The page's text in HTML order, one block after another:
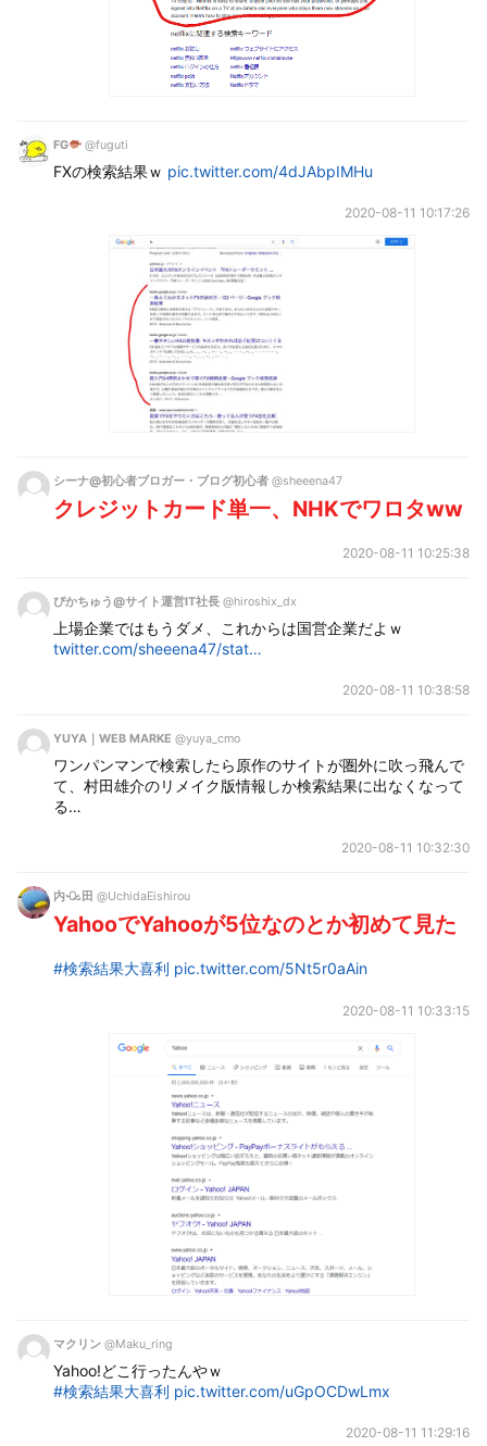
FG @fuguti
FXの検索結果ｗ pic.twitter.com/4dJAbpIMHu
2020-08-11 10:17:26
シーナ@初心者ブロガー・ブログ初心者 @sheeena47
クレジットカード単一、NHKでワロタww
2020-08-11 10:25:38
ぴかちゅう@サイト運営IT社長 @hiroshix_dx
twitter.com/sheeena47/stat…
2020-08-11 10:38:58
YUYA｜WEB MARKE @yuya_cmo
ワンパンマンで検索したら原作のサイトが圏外に吹っ飛んで
て、村田雄介のリメイク版情報しか検索結果に出なくなって
る…
2020-08-11 10:32:30
内ꘐ田 @UchidaEishirou
YahooでYahooが5位なのとか初めて見た
#検索結果大喜利 pic.twitter.com/5Nt5r0aAin
2020-08-11 10:33:15
マクリン @Maku_ring
Yahoo!どこ行ったんやｗ
#検索結果大喜利 pic.twitter.com/uGpOCDwLmx
2020-08-11 11:29:16